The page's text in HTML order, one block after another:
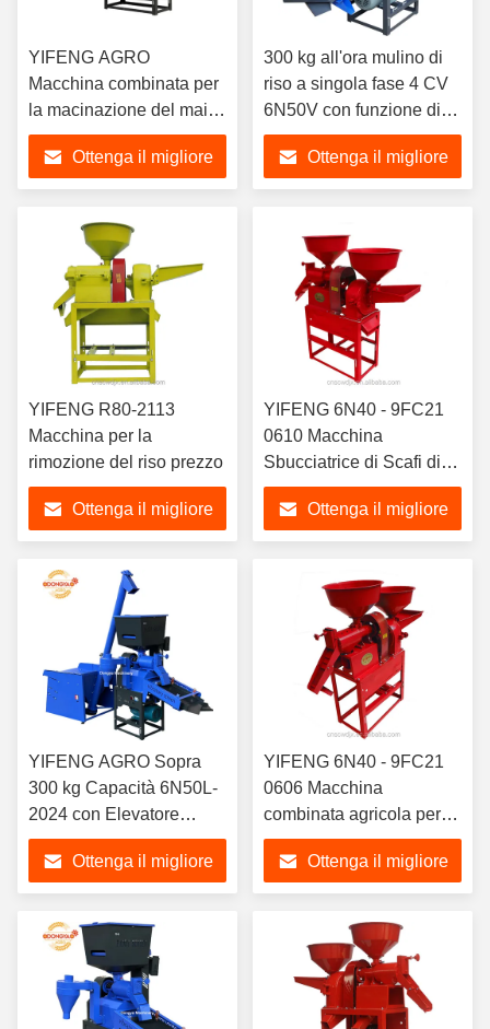
YIFENG AGRO
Macchina combinata per
la macinazione del mais
con testa in acciaio
inossidabile Prezzo
mulino per riso
Ottenga il migliore
300 kg all'ora mulino di
riso a singola fase 4 CV
6N50V con funzione di
selezione
Ottenga il migliore
YIFENG R80-2113
Macchina per la
rimozione del riso prezzo
Ottenga il migliore
YIFENG 6N40 - 9FC21
0610 Macchina
Sbucciatrice di Scafi di
Riso ad Alta Efficienza
Ottenga il migliore
YIFENG AGRO Sopra
300 kg Capacità 6N50L-
2024 con Elevatore
Macchina per la Molitura
del Riso Vibrante
Monofase 4hp
Ottenga il migliore
YIFENG 6N40 - 9FC21
0606 Macchina
combinata agricola per la
riseria
Ottenga il migliore